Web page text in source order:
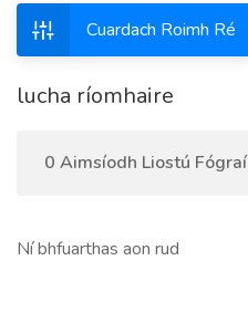
Cuardach Roimh Ré
lucha ríomhaire
0 Aimsíodh Liostú Fógraí
Ní bhfuarthas aon rud